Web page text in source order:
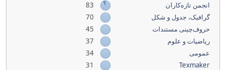
انجمن تازه‌کاران
83
گرافیک، جدول و شکل
70
حروف‌چینی مستندات
45
ریاضیات و علوم
37
عمومی
34
Texmaker
31